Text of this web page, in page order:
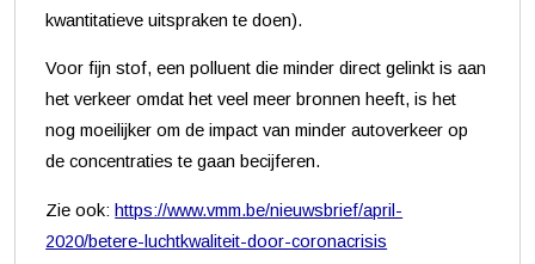
kwantitatieve uitspraken te doen).
Voor fijn stof, een polluent die minder direct gelinkt is aan
het verkeer omdat het veel meer bronnen heeft, is het
nog moeilijker om de impact van minder autoverkeer op
de concentraties te gaan becijferen.
Zie ook: https://www.vmm.be/nieuwsbrief/april-
2020/betere-luchtkwaliteit-door-coronacrisis